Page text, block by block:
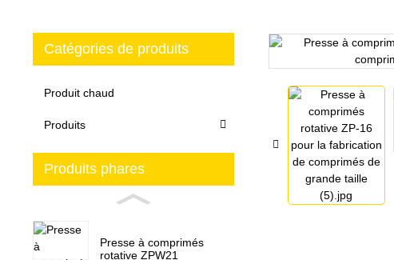
Catégories de produits
Produit chaud
Produits
Produits phares
Presse à comprimés
rotative ZPW21
Loading...
Loading...